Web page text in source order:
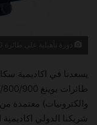
يسعدنا في اكاديمية
والكترونيات) معتمدة من
شريكنا الدولي